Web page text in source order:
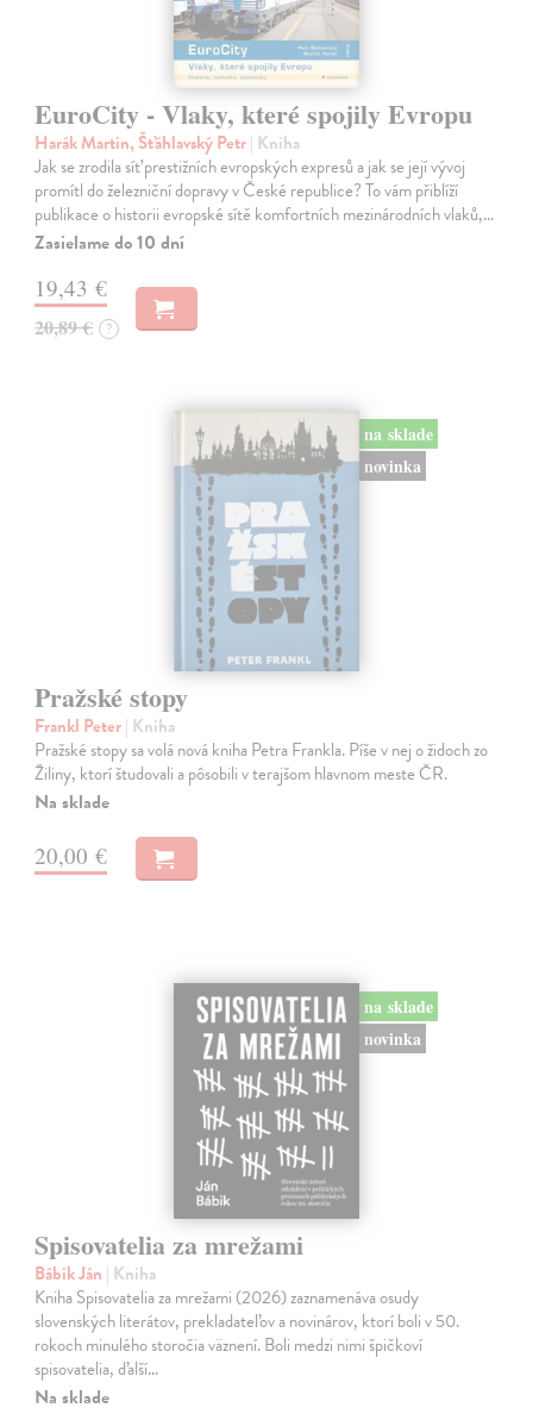
EuroCity - Vlaky, které spojily Evropu
Harák Martin, Šťáhlavský Petr| Kniha
Jak se zrodila síť prestižních evropských expresů a jak se její vývoj
promítl do železniční dopravy v České republice? To vám přiblíží
publikace o historii evropské sítě komfortních mezinárodních vlaků,…
Zasielame do 10 dní
19,43 €
20,89 € ?
na sklade
novinka
Pražské stopy
Frankl Peter| Kniha
Pražské stopy sa volá nová kniha Petra Frankla. Píše v nej o židoch zo
Žiliny, ktorí študovali a pôsobili v terajšom hlavnom meste ČR.
Na sklade
20,00 €
na sklade
novinka
Spisovatelia za mrežami
Bábik Ján | Kniha
Kniha Spisovatelia za mrežami (2026) zaznamenáva osudy
slovenských literátov, prekladateľov a novinárov, ktorí boli v 50.
rokoch minulého storočia väznení. Boli medzi nimi špičkoví
spisovatelia, ďalší…
Na sklade